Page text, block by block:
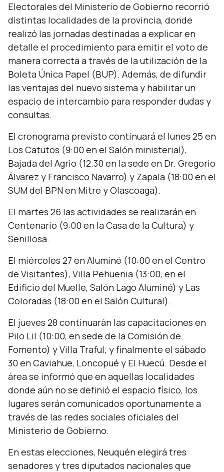
Electorales del Ministerio de Gobierno recorrió
distintas localidades de la provincia, donde
realizó las jornadas destinadas a explicar en
detalle el procedimiento para emitir el voto de
manera correcta a través de la utilización de la
Boleta Única Papel (BUP). Además, de difundir
las ventajas del nuevo sistema y habilitar un
espacio de intercambio para responder dudas y
consultas.
El cronograma previsto continuará el lunes 25 en
Los Catutos (9:00 en el Salón ministerial),
Bajada del Agrio (12.30 en la sede en Dr. Gregorio
Álvarez y Francisco Navarro) y Zapala (18:00 en el
SUM del BPN en Mitre y Olascoaga).
El martes 26 las actividades se realizarán en
Centenario (9:00 en la Casa de la Cultura) y
Senillosa.
El miércoles 27 en Aluminé (10:00 en el Centro
de Visitantes), Villa Pehuenia (13:00, en el
Edificio del Muelle, Salón Lago Aluminé) y Las
Coloradas (18:00 en el Salón Cultural).
El jueves 28 continuarán las capacitaciones en
Pilo Lil (10:00, en sede de la Comisión de
Fomento) y Villa Traful; y finalmente el sábado
30 en Caviahue, Loncopué y El Huecú. Desde el
área se informó que en aquellas localidades
donde aún no se definió el espacio físico, los
lugares serán comunicados oportunamente a
través de las redes sociales oficiales del
Ministerio de Gobierno.
En estas elecciones, Neuquén elegirá tres
senadores y tres diputados nacionales que